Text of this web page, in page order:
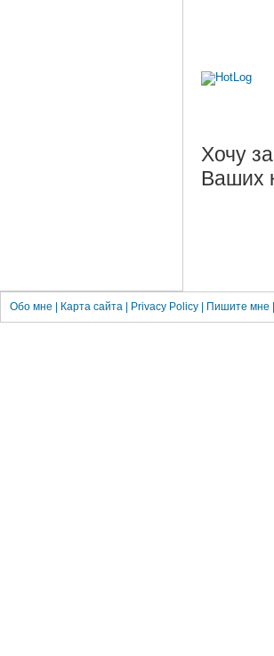
Хочу
Ваших
Обо мне Карта сайта Privacy Policy Пишите мне